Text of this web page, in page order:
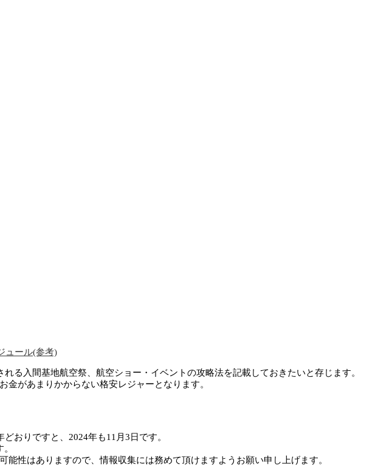
ュール(参考)
る入間基地航空祭、航空ショー・イベントの攻略法を記載しておきたいと存じます。
金があまりかからない格安レジャーとなります。
おりですと、2024年も11月3日です。
能性はありますので、情報収集には務めて頂けますようお願い申し上げます。